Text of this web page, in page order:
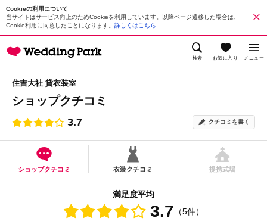
Cookieの利用について
当サイトはサービス向上のためCookieを利用しています。以降ページ遷移した場合は、
Cookie利用に同意したことになります。 詳しくはこちら
検索 お気に入り メニュー
住吉大社 貸衣装室
ショップクチコミ
3.7 クチコミを書く
ショップクチコミ 衣装クチコミ 提携式場
満足度平均
3.7 （5件）